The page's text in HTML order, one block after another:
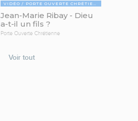
VIDÉO PORTE OUVERTE CHRÉTIENNE
Jean-Marie Ribay - Dieu
a-t-il un fils ?
Porte Ouverte Chrétienne
Voir tout